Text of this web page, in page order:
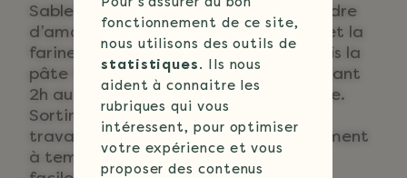
Sabler le beurre, le sucre glace, la poudre
d’amande, le sel, la vanille en poudre et la
farine T55, incorporer les œufs. Une fois la
pâte homogène stocker au froid pendant
2h au moins. Beurrer les cercles à tarte.
Sortir la pâte 20 minutes avant de la
travailler pour qu’elle revienne légèrement
à température et la travailler plus
fonctionnement de ce site,
nous utilisons des outils de
statistiques. Ils nous
aident à connaitre les
rubriques qui vous
intéressent, pour optimiser
votre expérience et vous
proposer des contenus